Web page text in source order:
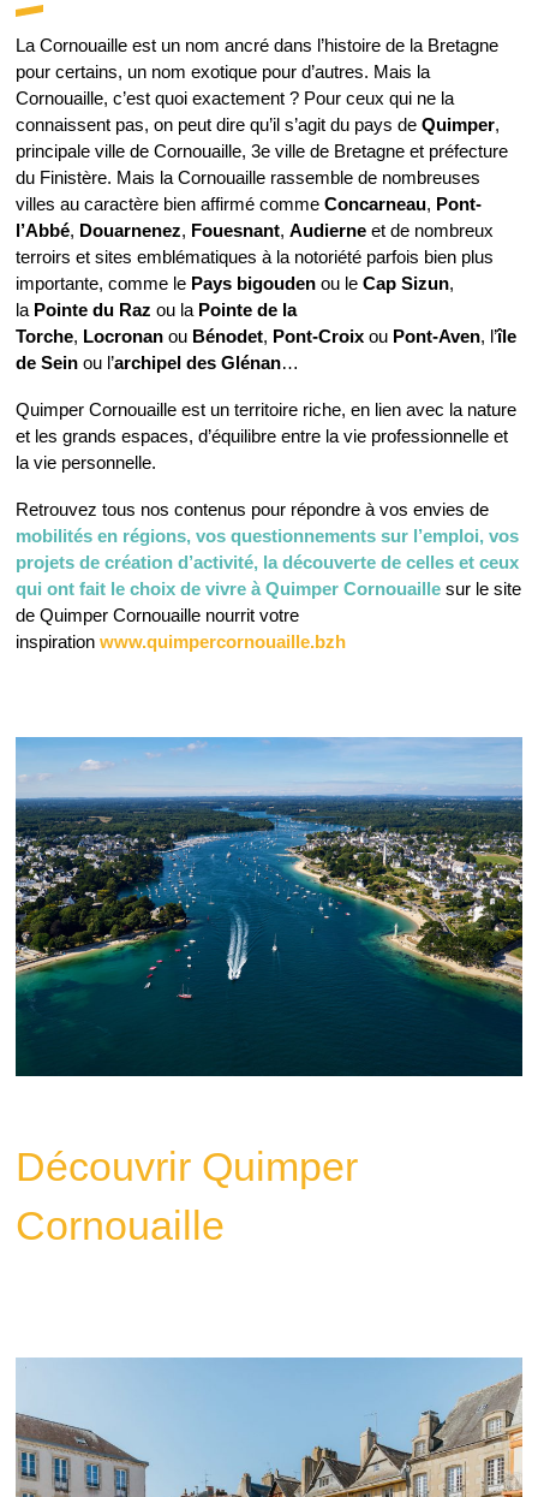
La Cornouaille est un nom ancré dans l’histoire de la Bretagne
pour certains, un nom exotique pour d’autres. Mais la
Cornouaille, c’est quoi exactement ? Pour ceux qui ne la
connaissent pas, on peut dire qu’il s’agit du pays de Quimper,
principale ville de Cornouaille, 3e ville de Bretagne et préfecture
du Finistère. Mais la Cornouaille rassemble de nombreuses
villes au caractère bien affirmé comme Concarneau, Pont-
l’Abbé, Douarnenez, Fouesnant, Audierne et de nombreux
terroirs et sites emblématiques à la notoriété parfois bien plus
importante, comme le Pays bigoudenou le Cap Sizun,
la Pointe du Raz ou la Pointe de la
Torche, Locronanou Bénodet, Pont-Croixou Pont-Aven, l’île
de Seinou l’archipel des Glénan…
Quimper Cornouaille est un territoire riche, en lien avec la nature
et les grands espaces, d’équilibre entre la vie professionnelle et
la vie personnelle.
Retrouvez tous nos contenus pour répondre à vos envies de
mobilités en régions, vos questionnements sur l’emploi, vos
projets de création d’activité, la découverte de celles et ceux
qui ont fait le choix de vivre à Quimper Cornouaille sur le site
de Quimper Cornouaille nourrit votre
inspiration www.quimpercornouaille.bzh
Découvrir Quimper
Cornouaille